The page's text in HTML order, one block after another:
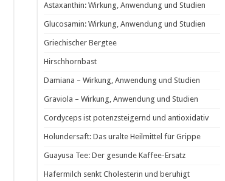
Astaxanthin: Wirkung, Anwendung und Studien
Glucosamin: Wirkung, Anwendung und Studien
Griechischer Bergtee
Hirschhornbast
Damiana – Wirkung, Anwendung und Studien
Graviola – Wirkung, Anwendung und Studien
Cordyceps ist potenzsteigernd und antioxidativ
Holundersaft: Das uralte Heilmittel für Grippe
Guayusa Tee: Der gesunde Kaffee-Ersatz
Hafermilch senkt Cholesterin und beruhigt